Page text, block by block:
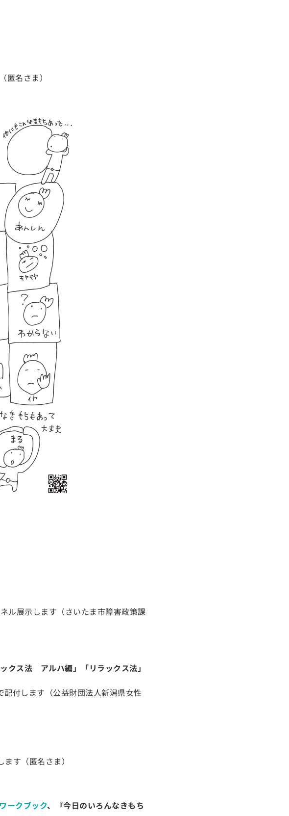
名さま）
ル展示します（さいたま市障害政策課
クス法 アルハ編」「リラックス法」
配付します（公益財団法人新潟県女性
す（匿名さま）
ークブック、『今日のいろんなきもち